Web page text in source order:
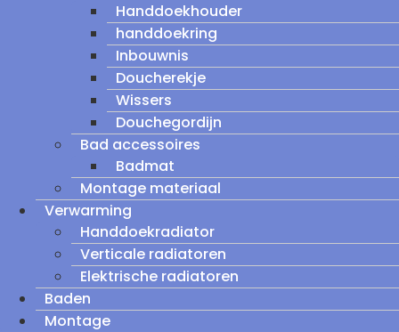
Handdoekhouder
handdoekring
Inbouwnis
Doucherekje
Wissers
Douchegordijn
Bad accessoires
Badmat
Montage materiaal
Verwarming
Handdoekradiator
Verticale radiatoren
Elektrische radiatoren
Baden
Montage